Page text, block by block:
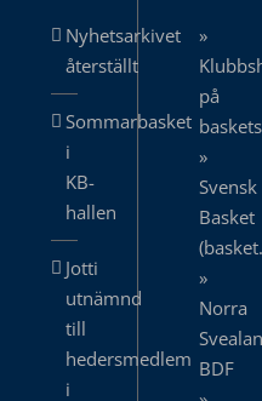
Nyhetsarkivet
återställt
Sommarbasket
i
KB-
hallen
Jotti
utnämnd
till
hedersmedlem
i
»
på
»
Svensk
Basket
»
Norra
BDF